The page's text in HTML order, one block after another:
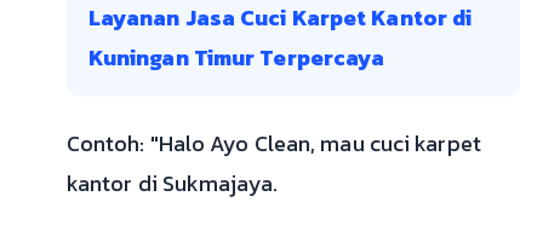
Layanan Jasa Cuci Karpet Kantor di
Kuningan Timur Terpercaya
Contoh: "Halo Ayo Clean, mau cuci karpet
kantor di Sukmajaya.